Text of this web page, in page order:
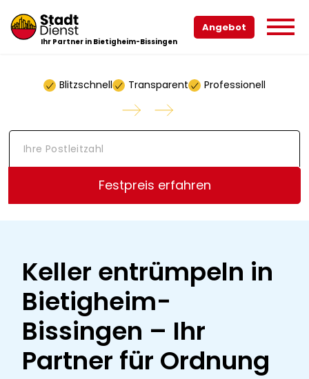
Ihr Partner in Bietigheim-Bissingen
Angebot
Blitzschnell Transparent Professionell
I
o
Festpreis erfahren
Keller entrümpeln in
Bietigheim-
Bissingen – Ihr
Partner für Ordnung